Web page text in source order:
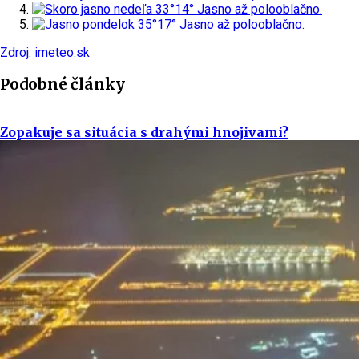
nedeľa 33°14° Jasno až polooblačno.
pondelok 35°17° Jasno až polooblačno.
Zdroj: imeteo.sk
Podobné články
Zopakuje sa situácia s drahými hnojivami?